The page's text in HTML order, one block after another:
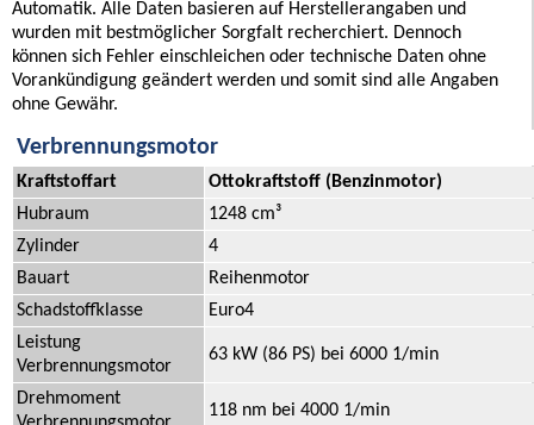
Automatik. Alle Daten basieren auf Herstellerangaben und
wurden mit bestmöglicher Sorgfalt recherchiert. Dennoch
können sich Fehler einschleichen oder technische Daten ohne
Vorankündigung geändert werden und somit sind alle Angaben
ohne Gewähr.
Verbrennungsmotor
Kraftstoffart
Ottokraftstoff (Benzinmotor)
Hubraum
1248 cm³
Zylinder
4
Bauart
Reihenmotor
Schadstoffklasse
Euro4
Leistung
Verbrennungsmotor
63 kW (86 PS) bei 6000 1/min
Drehmoment
118 nm bei 4000 1/min